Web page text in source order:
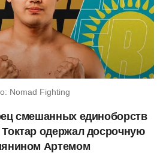
Nomad Fighting
смешанных единоборств
одержал досрочную
Артемом